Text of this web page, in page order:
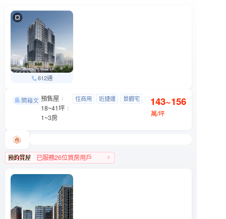
612通
吉祥．如藝信義區 基隆路一段89號
預售屋
18~41坪
1~3房
住商用 近捷運
景觀宅
143~156
萬/坪
已服務26位買房用戶